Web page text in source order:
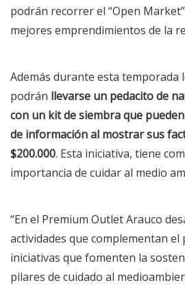
podrán recorrer el “Open
mejores emprendimientos de la
Además durante esta temporada
podrán llevarse un pedacito de
con un kit de siembra que
de información al mostrar sus
$200.000. Esta iniciativa, tiene
importancia de cuidar al medio
“En el Premium Outlet Arauco
actividades que complementan el
iniciativas que fomenten la
pilares de cuidado al